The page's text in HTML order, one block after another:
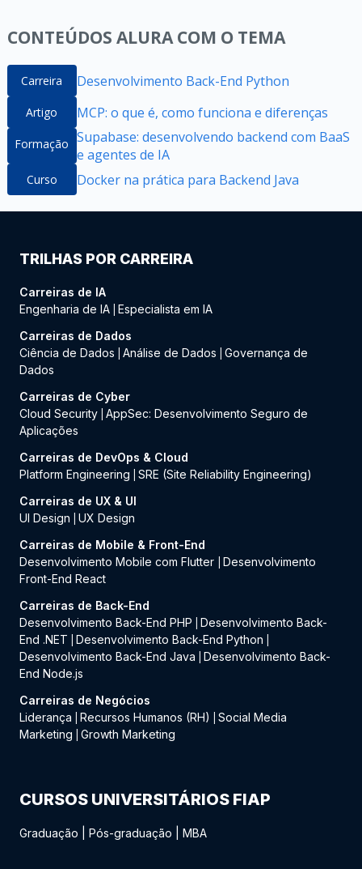
CONTEÚDOS ALURA COM O TEMA
Carreira Desenvolvimento Back-End Python
Artigo MCP: o que é, como funciona e diferenças
Formação Supabase: desenvolvendo backend com BaaS
e agentes de IA
Curso Docker na prática para Backend Java
TRILHAS POR CARREIRA
Carreiras de IA
Engenharia de IA Especialista em IA
Carreiras de Dados
Ciência de Dados
Análise de Dados
Governança de
Dados
Carreiras de Cyber
Cloud Security AppSec: Desenvolvimento Seguro de
Aplicações
Carreiras de DevOps & Cloud
Platform Engineering
SRE (Site Reliability Engineering)
Carreiras de UX & UI
UI Design
UX Design
Carreiras de Mobile & Front-End
Desenvolvimento Mobile com Flutter
Desenvolvimento
Front-End React
Carreiras de Back-End
Desenvolvimento Back-End PHP
Desenvolvimento Back-
End .NET
Desenvolvimento Back-End Python
Desenvolvimento Back-End Java
Desenvolvimento Back-
End Node.js
Carreiras de Negócios
Liderança
Recursos Humanos (RH)
Social Media
Marketing
Growth Marketing
CURSOS UNIVERSITÁRIOS FIAP
Graduação Pós-graduação MBA